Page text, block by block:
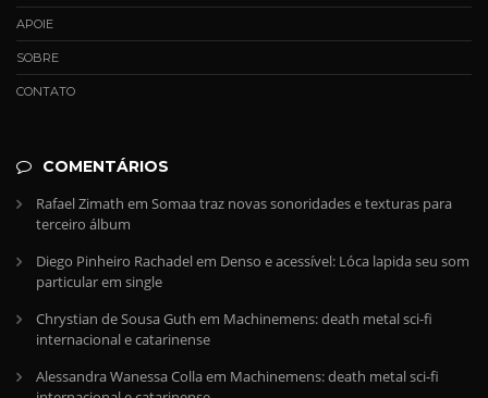
APOIE
SOBRE
CONTATO
COMENTÁRIOS
Rafael Zimath em Somaa traz novas sonoridades e texturas para
terceiro álbum
Diego Pinheiro Rachadelem Denso e acessível: Lóca lapida seu som
particular em single
Chrystian de Sousa Guth em Machinemens: death metal sci-fi
internacional e catarinense
Alessandra Wanessa Collaem Machinemens: death metal sci-fi